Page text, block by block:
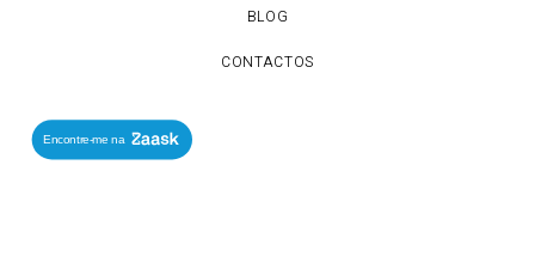
BLOG
CONTACTOS